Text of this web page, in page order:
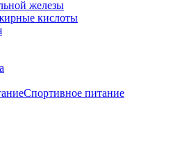
железы
кислоты
Спортивное питание